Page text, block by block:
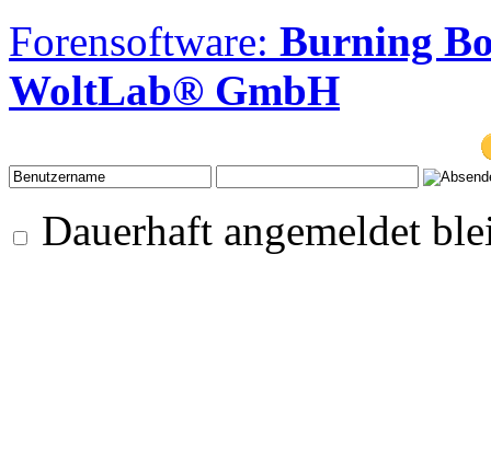
Forensoftware: Burning
WoltLab® GmbH
Dauerhaft angemeldet